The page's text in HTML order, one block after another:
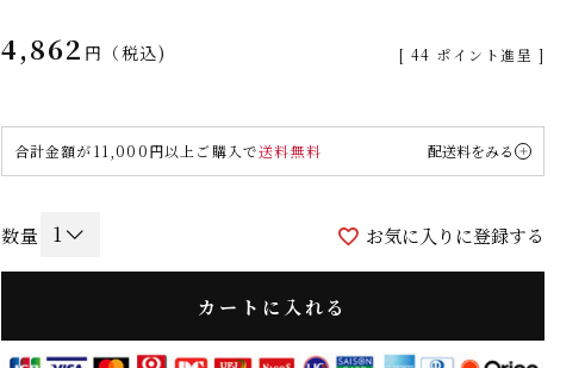
4,862 税込 [ 44 ポイント進呈 ]
合計金額が11,000円以上ご購入で送料無料 配送料をみる
お気に入りに登録する
カートに入れる